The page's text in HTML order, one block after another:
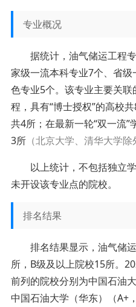
专业概况
据统计，油气储运工程
家级一流本科专业7个、省
色专业5个。该专业主要关
程，具有“博士授权”的高校
共4所；在最新一轮“双一流
3所（北京大学、清华大学除
以上统计，不包括独立
未开设该专业点的院校。
排名结果
排名结果显示，油气储
所，B级及以上院校15所。
前列的院校分别为中国石油
中国石油大学（华东）（A+